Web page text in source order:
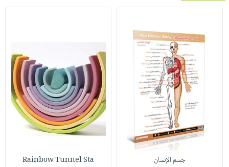
جسم الإنسان Rainbow Tunnel Sta